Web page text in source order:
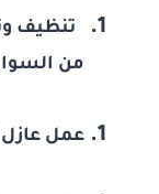
تنظيف
من
عمل عازل